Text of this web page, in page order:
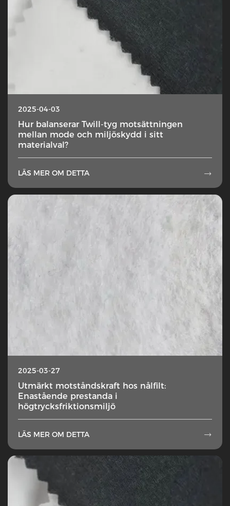
2025-04-03
Hur balanserar Twill-tyg motsättningen
mellan mode och miljöskydd i sitt
materialval?
LÄS MER OM DETTA 
2025-03-27
Utmärkt motståndskraft hos nålfilt:
Enastående prestanda i
högtrycksfriktionsmiljö
LÄS MER OM DETTA 